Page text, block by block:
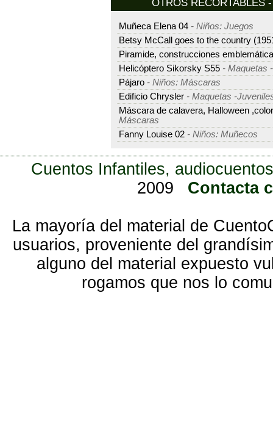
OTROS RECORTABLES
Muñeca Elena 04 - Niños: Juegos
Betsy McCall goes to the country
Piramide, construcciones
Helicóptero Sikorsky S55 - Maquetas
Pájaro - Niños: Máscaras
Edificio Chrysler - Maquetas -
Máscara de calavera, Halloween
Máscaras
Fanny Louise 02 - Niños: Muñecos
Cuentos Infantiles,
2009
Contacta
La mayoría del material de
usuarios, proveniente del
alguno del material expuesto
rogamos que nos lo